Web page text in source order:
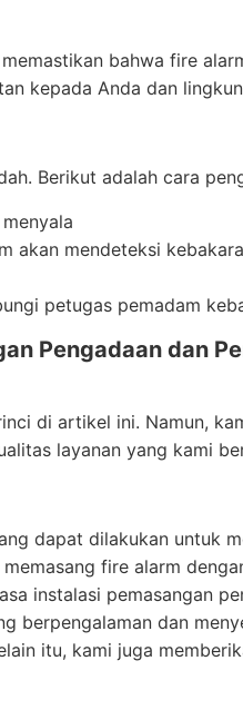
bahwa fire
kepada Anda dan
Berikut adalah cara
akan mendeteksi
petugas pemadam
Pengadaan dan
di artikel ini. Namun,
layanan yang kami
dapat dilakukan untuk
fire alarm
instalasi pemasangan
berpengalaman dan
itu, kami juga